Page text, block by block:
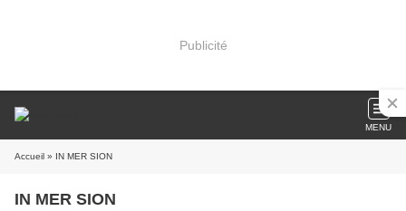
Publicité
MENU
Accueil » IN MER SION
IN MER SION